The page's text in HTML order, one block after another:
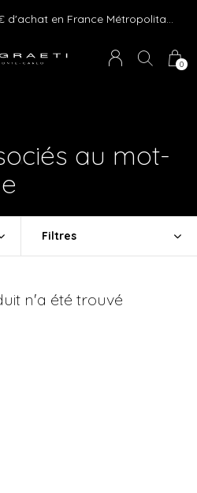
0
Livraison gratuite dès 75 € d'achat en France Métropolitaine et Monaco (hors mobilier)
au mot-
Filtres
n'a été trouvé